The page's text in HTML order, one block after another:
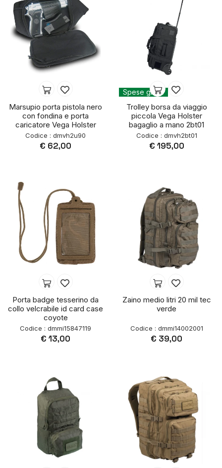
Marsupio porta pistola nero
con fondina e porta
caricatore Vega Holster
Codice : dmvh2u90
€ 62,00
Spese gratis
Trolley borsa da viaggio
piccola Vega Holster
bagaglio a mano 2bt01
Codice : dmvh2bt01
€ 195,00
Porta badge tesserino da
collo velcrabile id card case
coyote
Codice : dmmi15847119
€ 13,00
Zaino medio litri 20 mil tec
verde
Codice : dmmi14002001
€ 39,00